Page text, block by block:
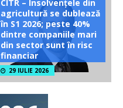
CITR – Insolvențele din
agricultură se dublează
în S1 2026; peste 40%
dintre companiile mari
din sector sunt în risc
financiar
29 IULIE 2026